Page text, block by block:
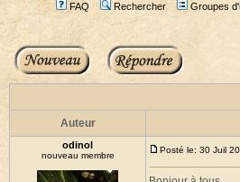
FAQ Rechercher Groupes
Auteur
odinol
nouveau membre
Posté le: 30 Juil